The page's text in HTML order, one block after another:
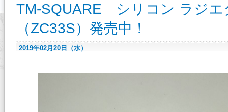
TM-SQUARE シリコン ラジ
（ZC33S）発売中！
2019年02月20日（水）